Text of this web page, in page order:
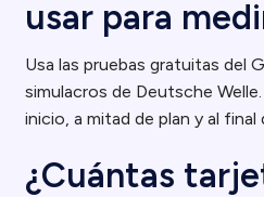
usar para
Usa las pruebas gratuitas
simulacros de Deutsche
inicio, a mitad de plan y al final
¿Cuántas